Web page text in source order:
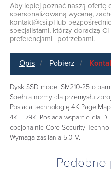
Aby lepiej poznać naszą ofertę
spersonalizowaną wycenę,
kontakt@csi.pl lub
specjalistami, którzy doradzą
preferencjami i potrzebami.
Opis Pobierz
Dysk SSD model SM210-25 o
Spełnia normy dla przemysłu
Posiada technologię 4K Page
4K – 79K. Posiada wsparcie dla
opcjonalnie Core Security
Wymaga zasilania 5.0 V.
Podobne